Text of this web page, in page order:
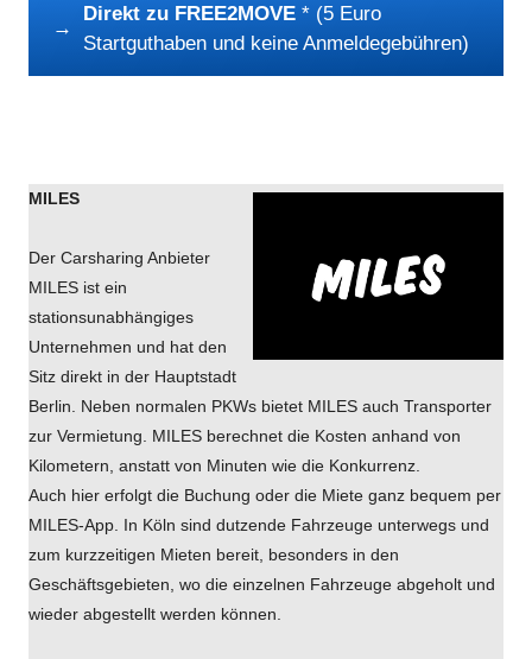
→
Direkt zu FREE2MOVE * (5 Euro
Startguthaben und keine Anmeldegebühren)
MILES
Der Carsharing Anbieter
MILES ist ein
stationsunabhängiges
Unternehmen und hat den
Sitz direkt in der Hauptstadt
Berlin. Neben normalen PKWs bietet MILES auch Transporter
zur Vermietung. MILES berechnet die Kosten anhand von
Kilometern, anstatt von Minuten wie die Konkurrenz.
Auch hier erfolgt die Buchung oder die Miete ganz bequem per
MILES-App. In Köln sind dutzende Fahrzeuge unterwegs und
zum kurzzeitigen Mieten bereit, besonders in den
Geschäftsgebieten, wo die einzelnen Fahrzeuge abgeholt und
wieder abgestellt werden können.